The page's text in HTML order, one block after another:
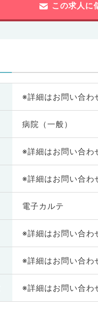
この求人に
※詳細はお問い合わ
病院（一般）
※詳細はお問い合わ
※詳細はお問い合わ
電子カルテ
※詳細はお問い合わ
※詳細はお問い合わ
※詳細はお問い合わ